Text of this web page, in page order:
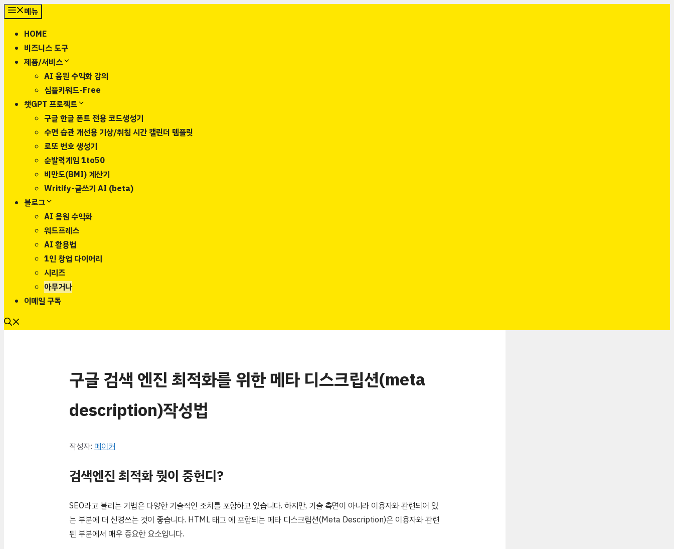
컨
메뉴
HOME
비즈니스 도구
제품/서비스
AI 음원 수익화 강의
심플키워드-Free
챗GPT 프로젝트
구글 한글 폰트 전용 코드생성기
수면 습관 개선용 기상/취침 시간 캘린더 템플릿
로또 번호 생성기
순발력게임 1to50
비만도(BMI) 계산기
Writify-글쓰기 AI (beta)
블로그
AI 음원 수익화
워드프레스
AI 활용법
1인 창업 다이어리
시리즈
아무거나
이메일 구독
구글 검색 엔진 최적화를 위한 메타 디스크립션(meta
description)작성법
작성자: 메이커
검색엔진 최적화 뭣이 중헌디?
SEO라고 불리는 기법은 다양한 기술적인 조치를 포함하고 있습니다. 하지만, 기술 측면이 아니라 이용자와 관련되어 있
는 부분에 더 신경쓰는 것이 좋습니다. HTML 태그 에 포함되는 메타 디스크립션(Meta Description)은 이용자와 관련
된 부분에서 매우 중요한 요소입니다.